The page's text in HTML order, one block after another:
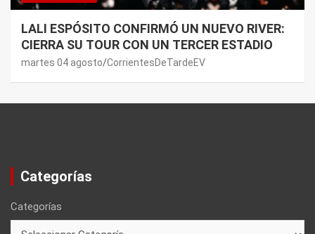
LALI ESPÓSITO CONFIRMÓ UN NUEVO RIVER:
CIERRA SU TOUR CON UN TERCER ESTADIO
martes 04 agosto CorrientesDeTardeEV
Categorías
Categorías